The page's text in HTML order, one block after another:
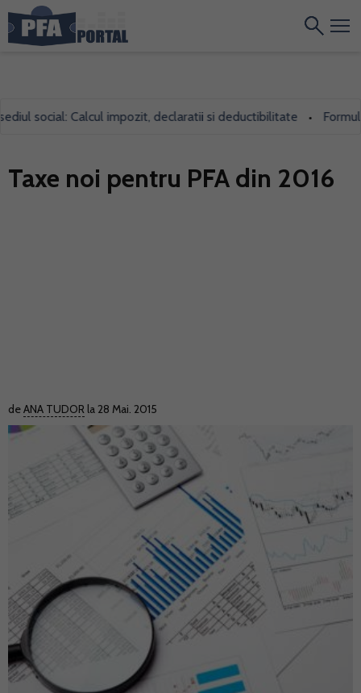
social: Calcul impozit, declaratii si deductibilitate •
Taxe noi pentru PFA din 2016
deANA TUDOR la 28 Mai. 2015